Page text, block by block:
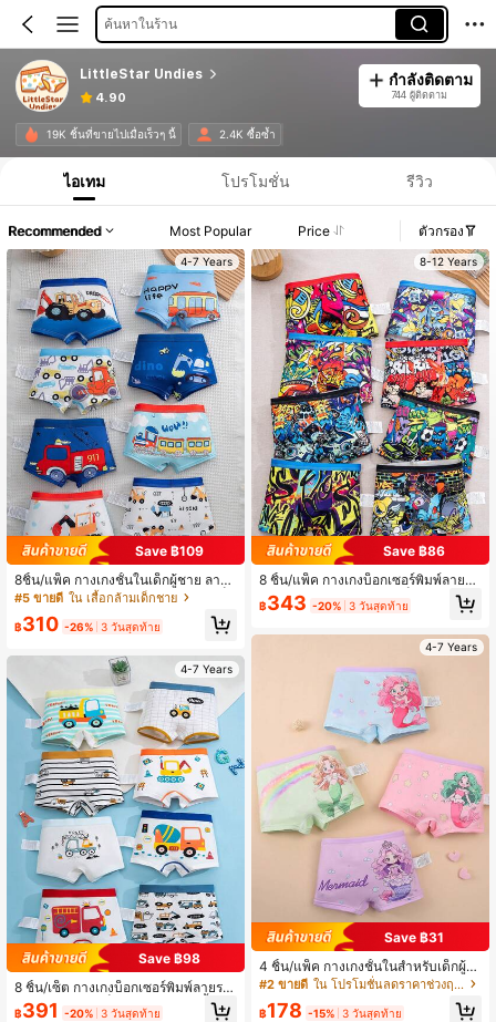
ค้นหาในร้าน
LittleStar Undies
4.90
กำลังติดตาม
744 ผู้ติดตาม
19K ชิ้นที่ขายไปเมื่อเร็วๆ นี้ 2.4K ซื้อซ้ำ
ไอเทม โปรโมชั่น รีวิว
Recommended Most Popular Price ตัวกรอง
4-7 Years
Save ฿109
8ชิ้น/แพ็ค กางเกงชั้นในเด็กผู้ชาย ลาย
พิมพ์รถก่อสร้าง ขอบเอวตัดสี กางเกงบ็อ
#5 ขายดี ใน เสื้อกล้ามเด็กชาย
฿310 -26% 3 วันสุดท้าย
4-7 Years
Save ฿98
8 ชิ้น/เซ็ต กางเกงบ็อกเซอร์พิมพ์ลายรถ
ก่อสร้างสำหรับเด็กผู้ชาย, กางเกงชั้นใน
ขาสั้นสำหรับเด็กผู้ชาย คละไซส์
฿391 -20% 3 วันสุดท้าย
8-12 Years
Save ฿86
8 ชิ้น/แพ็ค กางเกงบ็อกเซอร์พิมพ์ลายกร
าฟิกสไตล์มินิมอลสำหรับเด็กผู้ชายวัยรุ่
น สไตล์สตรีทแวร์
฿343 -20% 3 วันสุดท้าย
4-7 Years
Save ฿31
4 ชิ้น/แพ็ค กางเกงชั้นในสำหรับเด็กผู้ห
ญิง ลวดลายเมอร์เมด สีคอนทราสต์ สบ
ล็ก
#2 ขายดี ใน โปรโมชั่นลดราคาช่วงฤดูร้อน กางเกงชั้นในเด็กสาว
฿178 -15% 3 วันสุดท้าย